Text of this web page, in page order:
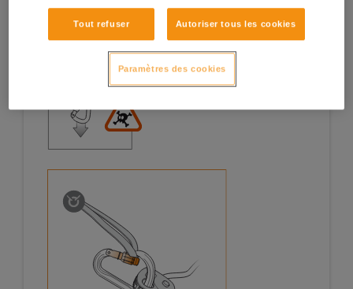
1. Ouverture du doigt, travail en doigt
Tout refuser Autoriser tous les cookies
Paramètres des cookies